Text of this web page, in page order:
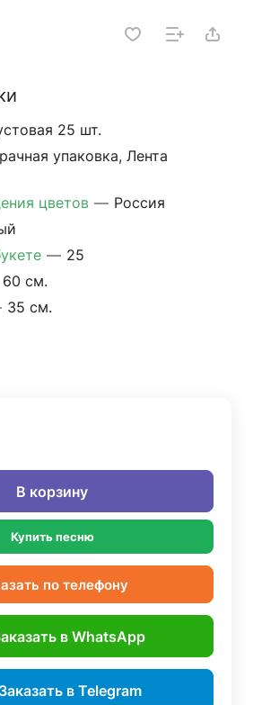
25 шт.
упаковка, Лента
цветов — Россия
— 25
60 см.
35 см.
В корзину
Купить песню
по телефону
в WhatsApp
Заказать в Telegram